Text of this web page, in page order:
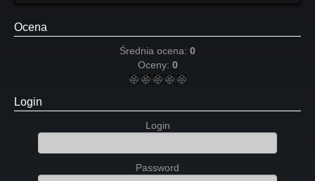
Ocena
Średnia ocena: 0
Oceny: 0
Login
Login
Password